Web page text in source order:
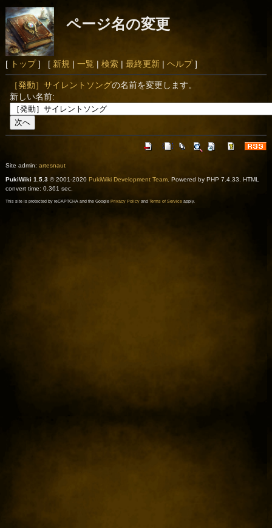
ページ名の変更
[ トップ] [ 新規 | 一覧 | 検索| 最終更新| ヘルプ]
［発動］サイレントソングの名前を変更します。
新しい名前:
Site admin: artesnaut
PukiWiki 1.5.3© 2001-2020 PukiWiki Development Team. Powered by PHP 7.4.33. HTML
convert time: 0.361 sec.
This site is protected by reCAPTCHA and the Google Privacy Policyand Terms of Serviceapply.